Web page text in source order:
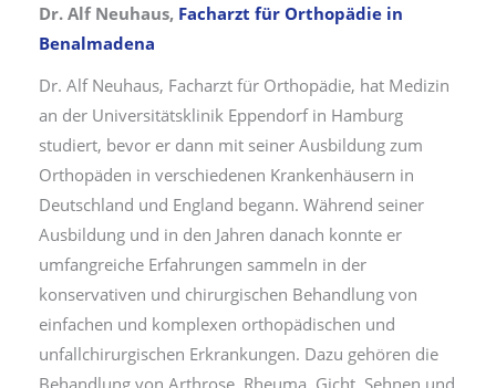
Dr. Alf Neuhaus, Facharzt für Orthopädie in
Benalmadena
Dr. Alf Neuhaus, Facharzt für Orthopädie, hat Medizin
an der Universitätsklinik Eppendorf in Hamburg
studiert, bevor er dann mit seiner Ausbildung zum
Orthopäden in verschiedenen Krankenhäusern in
Deutschland und England begann. Während seiner
Ausbildung und in den Jahren danach konnte er
umfangreiche Erfahrungen sammeln in der
konservativen und chirurgischen Behandlung von
einfachen und komplexen orthopädischen und
unfallchirurgischen Erkrankungen. Dazu gehören die
Behandlung von Arthrose, Rheuma, Gicht, Sehnen und